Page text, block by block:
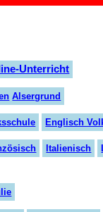
Unterricht
Alsergrund
Englisch
Italienisch